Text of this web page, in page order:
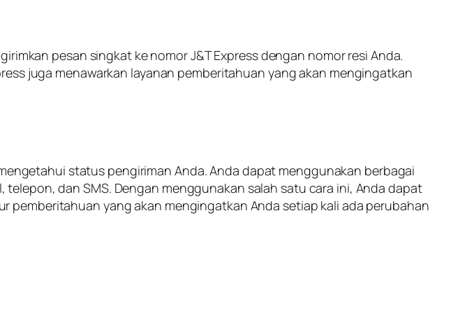
pesan singkat ke nomor J&T Express dengan nomor resi Anda.
juga menawarkan layanan pemberitahuan yang akan mengingatkan
status pengiriman Anda. Anda dapat menggunakan berbagai
dan SMS. Dengan menggunakan salah satu cara ini, Anda dapat
yang akan mengingatkan Anda setiap kali ada perubahan